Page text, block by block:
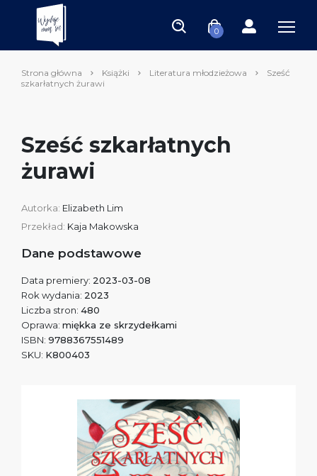
0
Strona główna Książki Literatura młodzieżowa
Sześć
szkarłatnych żurawi
Sześć szkarłatnych
żurawi
Autorka: Elizabeth Lim
Przekład: Kaja Makowska
Dane podstawowe
Data premiery: 2023-03-08
Rok wydania: 2023
Liczba stron: 480
Oprawa: miękka ze skrzydełkami
ISBN: 9788367551489
SKU: K800403